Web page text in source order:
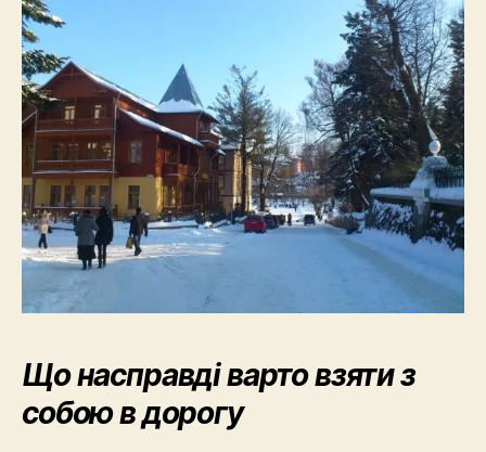
Що насправді варто взяти з
собою в дорогу